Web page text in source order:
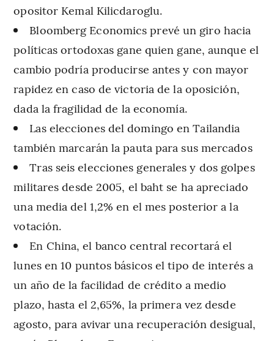
opositor Kemal Kilicdaroglu.
Bloomberg Economics prevé un giro hacia
políticas ortodoxas gane quien gane, aunque el
cambio podría producirse antes y con mayor
rapidez en caso de victoria de la oposición,
dada la fragilidad de la economía.
Las elecciones del domingo en Tailandia
también marcarán la pauta para sus mercados
Tras seis elecciones generales y dos golpes
militares desde 2005, el baht se ha apreciado
una media del 1,2% en el mes posterior a la
votación.
En China, el banco central recortará el
lunes en 10 puntos básicos el tipo de interés a
un año de la facilidad de crédito a medio
plazo, hasta el 2,65%, la primera vez desde
agosto, para avivar una recuperación desigual,